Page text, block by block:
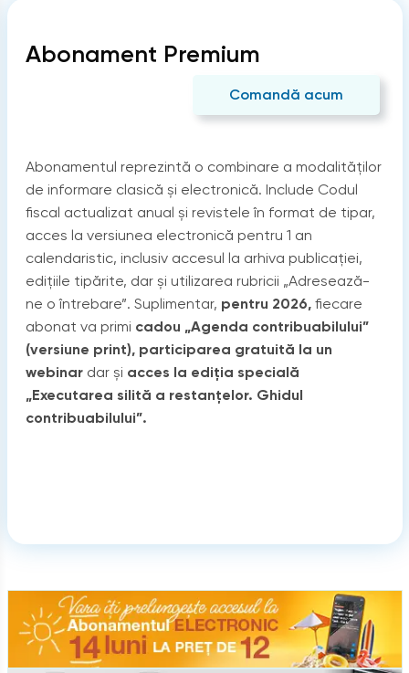
Abonament Premium
Comandă acum
Abonamentul reprezintă o combinare a modalităților
de informare clasică și electronică. Include Codul
fiscal actualizat anual și revistele în format de tipar,
acces la versiunea electronică pentru 1 an
calendaristic, inclusiv accesul la arhiva publicației,
edițiile tipărite, dar și utilizarea rubricii „Adresează-
ne o întrebare”. Suplimentar, pentru 2026, fiecare
abonat va primi cadou „Agenda contribuabilului”
(versiune print), participarea gratuită la un
webinar dar și acces la ediția specială
„Executarea silită a restanțelor. Ghidul
contribuabilului”.